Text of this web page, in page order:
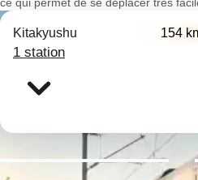
Kitakyushu 154
1 station